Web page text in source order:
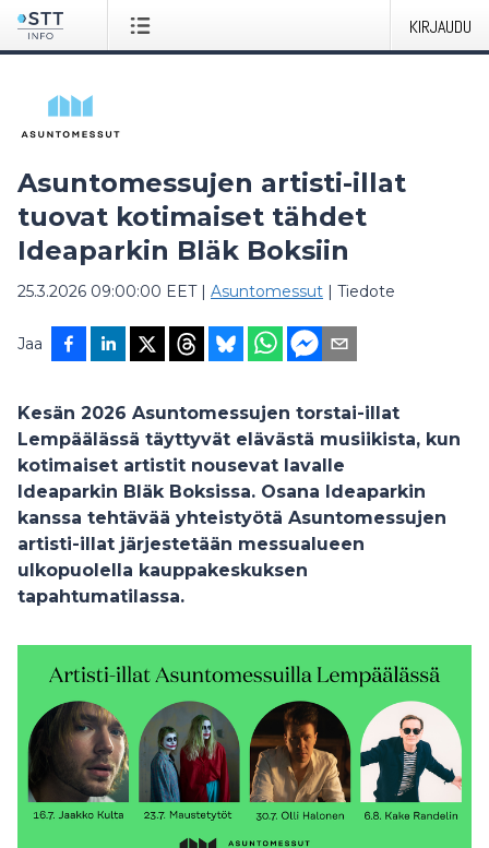
KIRJAUDU
Asuntomessujen artisti-illat
tuovat kotimaiset tähdet
Ideaparkin Bläk Boksiin
25.3.2026 09:00:00 EET| Asuntomessut | Tiedote
Jaa
Kesän 2026 Asuntomessujen torstai-illat
Lempäälässä täyttyvät elävästä musiikista, kun
kotimaiset artistit nousevat lavalle
Ideaparkin Bläk Boksissa. Osana Ideaparkin
kanssa tehtävää yhteistyötä Asuntomessujen
artisti-illat järjestetään messualueen
ulkopuolella kauppakeskuksen
tapahtumatilassa.